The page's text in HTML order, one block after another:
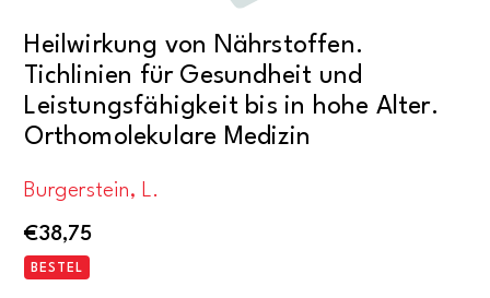
Heilwirkung von Nährstoffen.
Tichlinien für Gesundheit und
Leistungsfähigkeit bis in hohe Alter.
Orthomolekulare Medizin
Burgerstein, L.
€38,75
BESTEL